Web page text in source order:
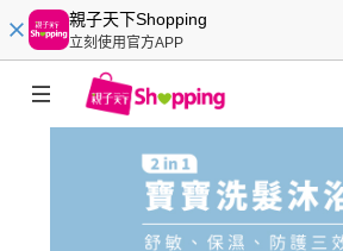
親子天下Shopping
立刻使用官方APP